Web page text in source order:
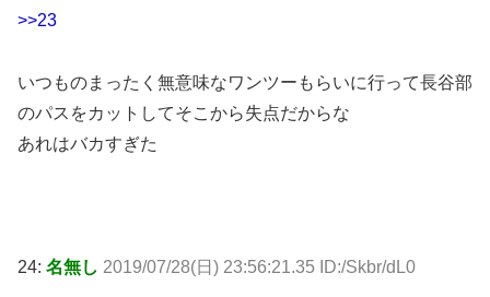
>>23
いつものまったく無意味なワンツーもらいに行って長谷部
のパスをカットしてそこから失点だからな
あれはバカすぎた
24: 名無し 2019/07/28(日) 23:56:21.35 ID:/Skbr/dL0